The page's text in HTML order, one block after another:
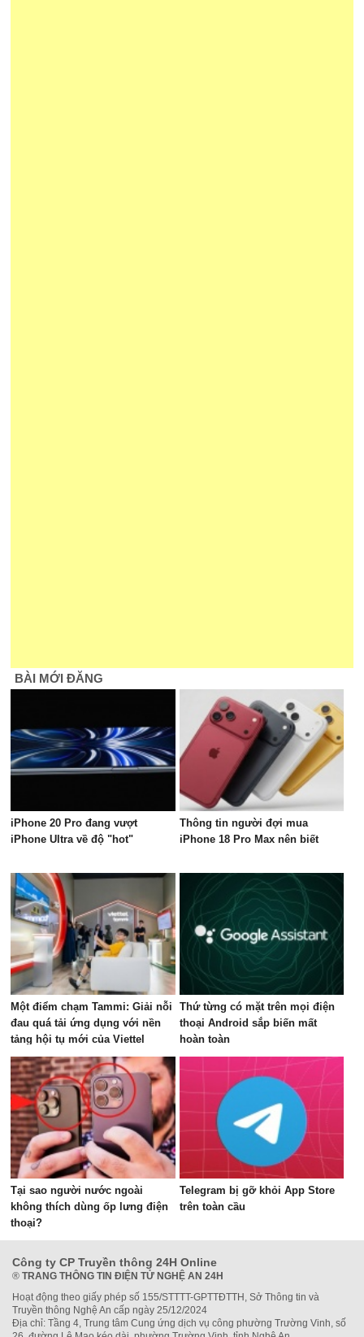
BÀI MỚI ĐĂNG
iPhone 20 Pro đang vượt
iPhone Ultra về độ "hot"
Thông tin người đợi mua
iPhone 18 Pro Max nên biết
Một điểm chạm Tammi: Giải nỗi
đau quá tải ứng dụng với nền
tảng hội tụ mới của Viettel
Thứ từng có mặt trên mọi điện
thoại Android sắp biến mất
hoàn toàn
Tại sao người nước ngoài
không thích dùng ốp lưng điện
thoại?
Telegram bị gỡ khỏi App Store
trên toàn cầu
Công ty CP Truyền thông 24H Online
® TRANG THÔNG TIN ĐIỆN TỬ NGHỆ AN 24H
Hoạt động theo giấy phép số 155/STTTT-GPTTĐTTH, Sở Thông tin và
Truyền thông Nghệ An cấp ngày 25/12/2024
Địa chỉ: Tầng 4, Trung tâm Cung ứng dịch vụ công phường Trường Vinh, số